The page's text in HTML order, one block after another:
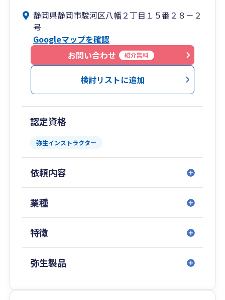
また、
企業法学修士(「筑波大学」大学院)、
経済学修士(「学習院大学」大学院)、
MBA(「法政大学」大学院)、
証券アナリスト(「三菱UFJモルガン・スタンレー
証券」などに在籍)、
ファイナンシャルプランナー、
経営革新等支援機関、
「静岡銀行」(支店営業)､
「日経マネー」(副編集長)
などの資格・職歴等を有し、
幅広い視点から
経営アドバイスを行い
あなたの会社の売上アップを応援します！
まずは 080-7084-1101 へお電話下さい。
静岡県静岡市駿河区八幡２丁目１５番２８－２
号
Googleマップを確認
お問い合わせ
紹介無料
検討リストに追加
認定資格
弥生インストラクター
依頼内容
業種
特徴
弥生製品